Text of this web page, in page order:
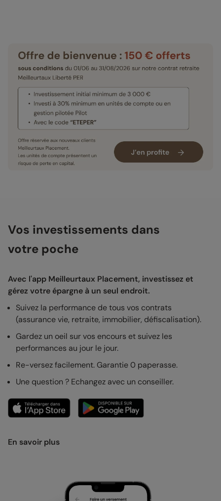
Vos investissements dans
votre poche
Avec l'app Meilleurtaux Placement, investissez et
gérez votre épargne à un seul endroit.
Suivez la performance de tous vos contrats
(assurance vie, retraite, immobilier, défiscalisation).
Gardez un oeil sur vos encours et suivez les
performances au jour le jour.
Re-versez facilement. Garantie 0 paperasse.
Une question ? Echangez avec un conseiller.
En savoir plus